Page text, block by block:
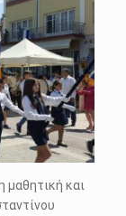
μαθητική και